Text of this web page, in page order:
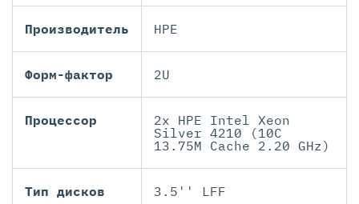
Производитель HPE
Форм-фактор 2U
Процессор
2x HPE Intel Xeon
Silver 4210 (10C
13.75M Cache 2.20 GHz)
Тип дисков 3.5'' LFF